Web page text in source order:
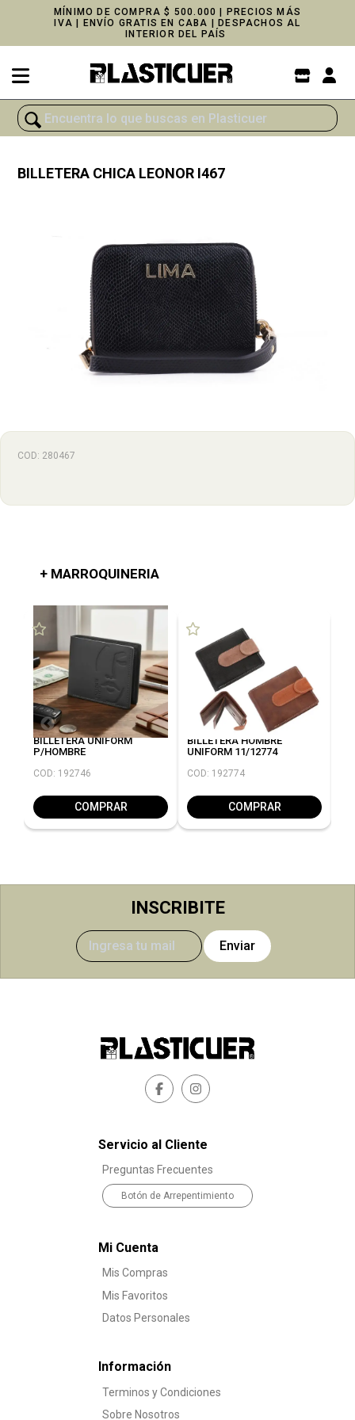
MÍNIMO DE COMPRA $ 500.000 | PRECIOS MÁS
IVA | ENVÍO GRATIS EN CABA | DESPACHOS AL
INTERIOR DEL PAÍS
BILLETERA CHICA LEONOR I467
COD: 280467
+ MARROQUINERIA
BILLETERA UNIFORM
P/HOMBRE
COD: 192746
COMPRAR
BILLETERA HOMBRE
UNIFORM 11/12774
COD: 192774
COMPRAR
INSCRIBITE
Enviar
Servicio al Cliente
Preguntas Frecuentes
Botón de Arrepentimiento
Mi Cuenta
Mis Compras
Mis Favoritos
Datos Personales
Información
Terminos y Condiciones
Sobre Nosotros